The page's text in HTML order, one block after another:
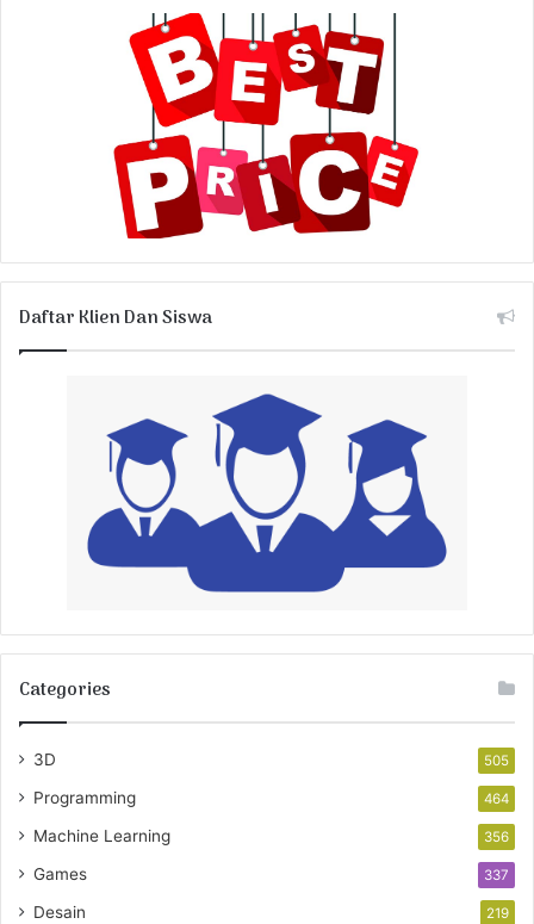
Daftar Klien Dan Siswa
Categories
3D 505
Programming 464
Machine Learning 356
Games 337
Desain 219